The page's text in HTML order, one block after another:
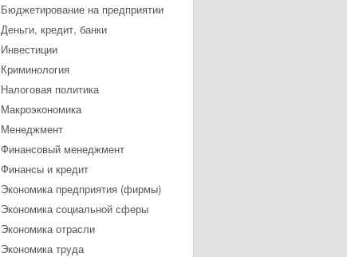
Бюджетирование на предприятии
Деньги, кредит, банки
Инвестиции
Криминология
Налоговая политика
Макроэкономика
Менеджмент
Финансовый менеджмент
Финансы и кредит
Экономика предприятия (фирмы)
Экономика социальной сферы
Экономика отрасли
Экономика труда